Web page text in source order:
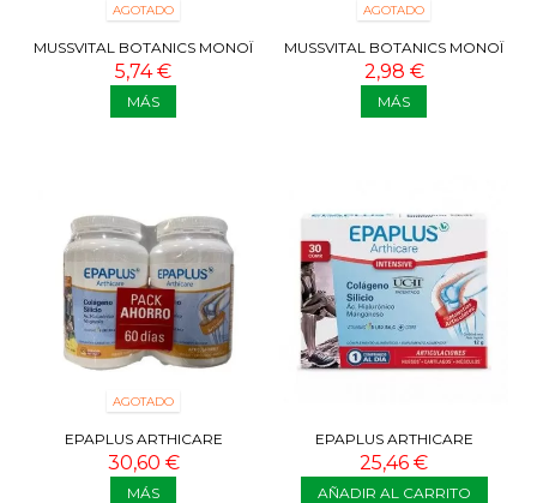
AGOTADO
MUSSVITAL BOTANICS MONOÏ
LOCIÓN CORPORAL 400 ML
5,74 €
MÁS
AGOTADO
MUSSVITAL BOTANICS MONOÏ
GEL DE BAÑO 750 ML
2,98 €
MÁS
AGOTADO
EPAPLUS ARTHICARE
COLÁGENO SILICIO
HIALURÓNICO MAGNESIO...
30,60 €
MÁS
EPAPLUS ARTHICARE
INTENSIVE 30 COMP
25,46 €
AÑADIR AL CARRITO